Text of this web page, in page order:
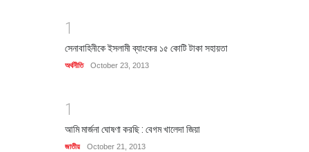
1
সেনাবাহিনীকে ইসলামী ব্যাংকের ১৫ কোটি টাকা সহায়তা
অর্থনীতি October 23, 2013
1
আমি মার্জনা ঘোষণা করছি : বেগম খালেদা জিয়া
জাতীয় October 21, 2013